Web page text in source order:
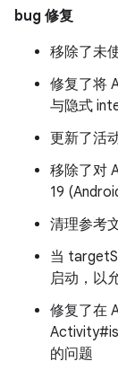
bug 修复
移除了未
修复了将
与隐式
更新了活
移除了对
19
清理参考
当
启动，以
修复了在
的问题